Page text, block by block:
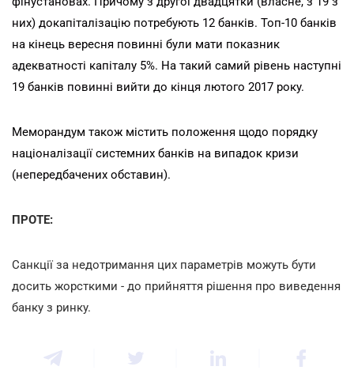
них) докапіталізацію потребують 12 банків. Топ-10 банків
на кінець вересня повинні були мати показник
адекватності капіталу 5%. На такий самий рівень наступні
19 банків повинні вийти до кінця лютого 2017 року.
Меморандум також містить положення щодо порядку
націоналізації системних банків на випадок кризи
(непередбачених обставин).
ПРОТЕ:
Санкції за недотримання цих параметрів можуть бути
досить жорсткими - до прийняття рішення про виведення
банку з ринку.